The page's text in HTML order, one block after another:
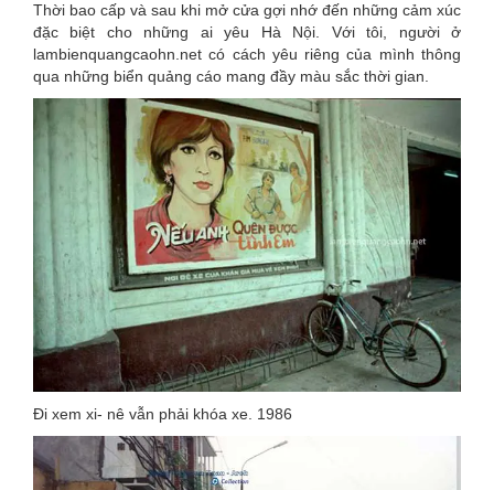
Thời bao cấp và sau khi mở cửa gợi nhớ đến những cảm xúc
đặc biệt cho những ai yêu Hà Nội. Với tôi, người ở
lambienquangcaohn.net có cách yêu riêng của mình thông
qua những biển quảng cáo mang đầy màu sắc thời gian.
Đi xem xi- nê vẫn phải khóa xe. 1986